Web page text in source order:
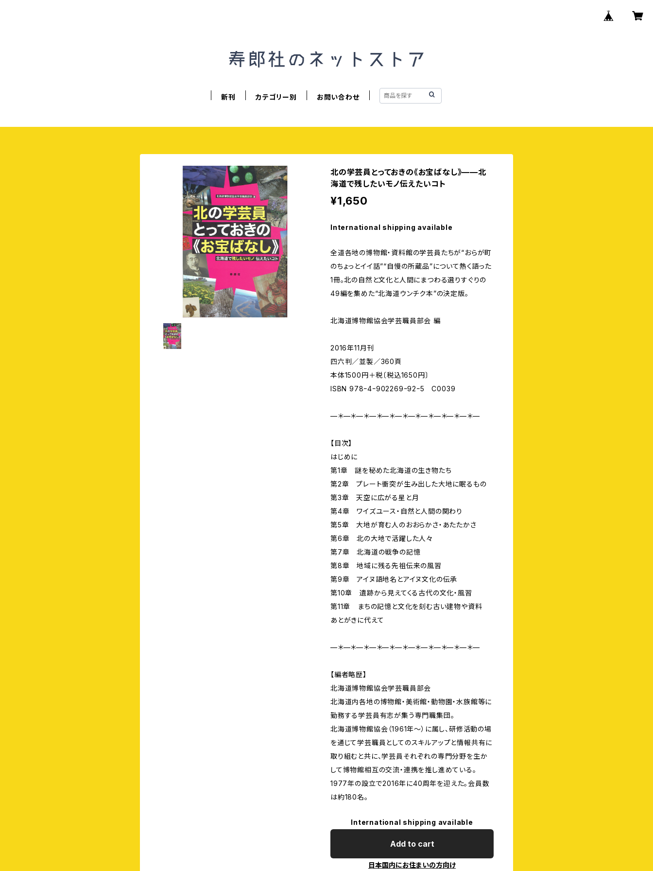
新刊 カテゴリー別 お問い合わせ
北の学芸員とっておきの《お宝ばなし》——北
海道で残したいモノ伝えたいコト
¥1,650
International shipping available
全道各地の博物館・資料館の学芸員たちが“おらが町
のちょっとイイ話”“自慢の所蔵品”について熱く語った
1冊。北の自然と文化と人間にまつわる選りすぐりの
49編を集めた“北海道ウンチク本”の決定版。
北海道博物館協会学芸職員部会 編
2016年11月刊
四六判／並製／360頁
本体1500円＋税〔税込1650円〕
ISBN 978ｰ4ｰ902269ｰ92ｰ5 C0039
—＊—＊—＊—＊—＊—＊—＊—＊—＊—＊—＊—
【目次】
はじめに
第1章 謎を秘めた北海道の生き物たち
第2章 プレート衝突が生み出した大地に眠るもの
第3章 天空に広がる星と月
第4章 ワイズユース・自然と人間の関わり
第5章 大地が育む人のおおらかさ・あたたかさ
第6章 北の大地で活躍した人々
第7章 北海道の戦争の記憶
第8章 地域に残る先祖伝来の風習
第9章 アイヌ語地名とアイヌ文化の伝承
第10章 遺跡から見えてくる古代の文化・風習
第11章 まちの記憶と文化を刻む古い建物や資料
あとがきに代えて
—＊—＊—＊—＊—＊—＊—＊—＊—＊—＊—＊—
【編者略歴】
北海道博物館協会学芸職員部会
北海道内各地の博物館・美術館・動物園・水族館等に
勤務する学芸員有志が集う専門職集団。
北海道博物館協会（1961年〜）に属し、研修活動の場
を通じて学芸職員としてのスキルアップと情報共有に
取り組むと共に、学芸員それぞれの専門分野を生か
して博物館相互の交流・連携を推し進めている。
1977年の設立で2016年に40周年を迎えた。会員数
は約180名。
International shipping available
Add to cart
日本国内にお住まいの方向け